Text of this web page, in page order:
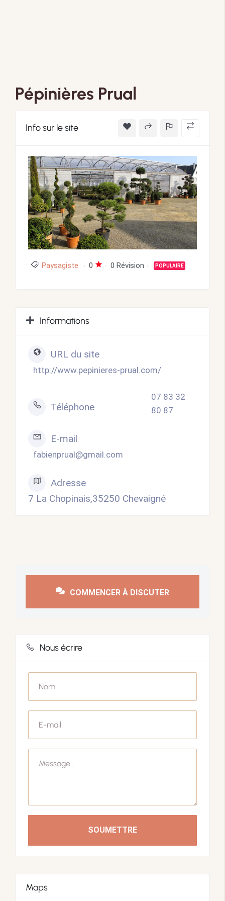
Pépinières Prual
Info sur le site
Paysagiste 0 0 Révision POPULAIRE
Informations
URL du site
http://www.pepinieres-prual.com/
Téléphone
07 83 32
80 87
E-mail
fabienprual@gmail.com
Adresse
7 La Chopinais,35250 Chevaigné
COMMENCER À DISCUTER
Nous écrire
SOUMETTRE
Maps